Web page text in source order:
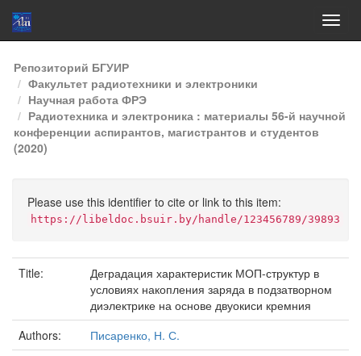
Skip
navigation
Репозиторий БГУИР
Факультет радиотехники и электроники
Научная работа ФРЭ
Радиотехника и электроника : материалы 56-й научной
конференции аспирантов, магистрантов и студентов
(2020)
Please use this identifier to cite or link to this item:
https://libeldoc.bsuir.by/handle/123456789/39893
Title:
Деградация характеристик МОП-структур в
условиях накопления заряда в подзатворном
диэлектрике на основе двуокиси кремния
Authors:
Писаренко, Н. С.